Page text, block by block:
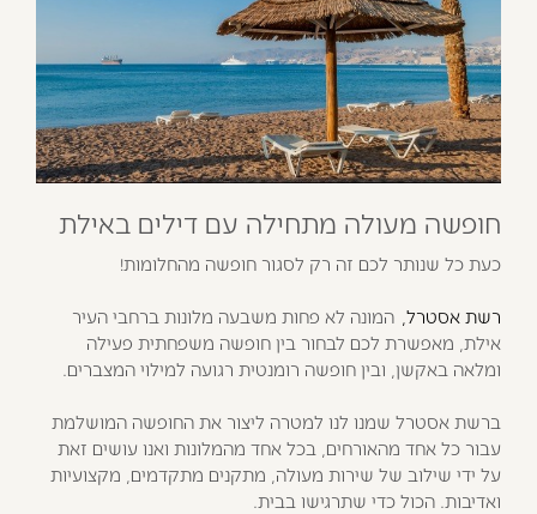
חופשה מעולה מתחילה עם דילים באילת
כעת כל שנותר לכם זה רק לסגור חופשה מהחלומות!
רשת אסטרל, המונה לא פחות משבעה מלונות ברחבי העיר
אילת, מאפשרת לכם לבחור בין חופשה משפחתית פעילה
ומלאה באקשן, ובין חופשה רומנטית רגועה למילוי המצברים.
ברשת אסטרל שמנו לנו למטרה ליצור את החופשה המושלמת
עבור כל אחד מהאורחים, בכל אחד מהמלונות ואנו עושים זאת
על ידי שילוב של שירות מעולה, מתקנים מתקדמים, מקצועיות
ואדיבות. הכול כדי שתרגישו בבית.